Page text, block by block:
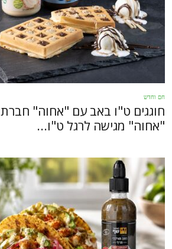
חם וחדש
חוגגים ט"ו באב עם "אחוה" חברת
"אחוה" מגישה לרגל ט"ו...